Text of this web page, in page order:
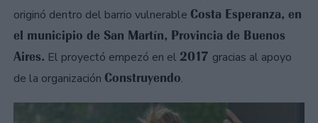
originó dentro del barrio vulnerable Costa Esperanza, en
el municipio de San Martín, Provincia de Buenos
Aires. El proyectó empezó en el 2017 gracias al apoyo
de la organización Construyendo.